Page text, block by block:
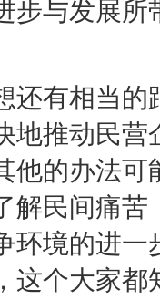
步与发展
有相当的
地推动民
他的办法
解民间痛
环境的进
这个大家